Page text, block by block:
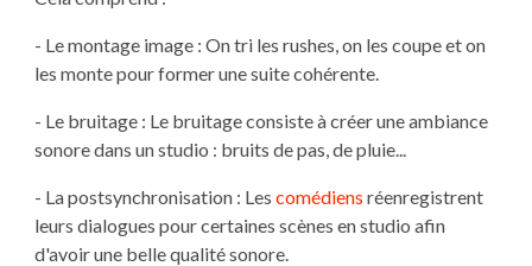
- Le montage image : On tri les rushes, on les coupe et on
les monte pour former une suite cohérente.
- Le bruitage : Le bruitage consiste à créer une ambiance
sonore dans un studio : bruits de pas, de pluie...
- La postsynchronisation : Les comédiens réenregistrent
leurs dialogues pour certaines scènes en studio afin
d'avoir une belle qualité sonore.